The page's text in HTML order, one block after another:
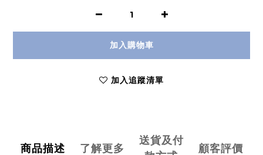
加入購物車
加入追蹤清單
商品描述 了解更多
送貨及付
顧客評價